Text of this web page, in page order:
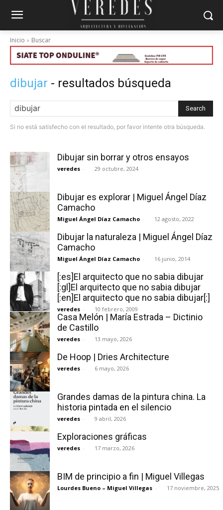
Inicio Buscar
dibujar - resultados búsqueda
Search
Si no está satisfecho con el resultado, por favor intente otra búsqueda.
Dibujar sin borrar y otros ensayos
veredes - 29 octubre, 2024
Dibujar es explorar | Miguel Ángel Díaz
Camacho
Miguel Ángel Díaz Camacho - 12 agosto, 2022
Dibujar la naturaleza | Miguel Ángel Díaz
Camacho
Miguel Ángel Díaz Camacho - 16 junio, 2014
[:es]El arquitecto que no sabia dibujar
[:gl]El arquitecto que no sabia dibujar
[:en]El arquitecto que no sabia dibujar[:]
veredes - 10 febrero, 2009
Casa Melón | María Estrada – Dictinio
de Castillo
veredes - 13 mayo, 2026
De Hoop | Dries Architecture
veredes - 6 mayo, 2026
Grandes damas de la pintura china. La
historia pintada en el silencio
veredes - 9 abril, 2026
Exploraciones gráficas
veredes - 17 marzo, 2026
BIM de principio a fin | Miguel Villegas
Lourdes Bueno – Miguel Villegas - 17 noviembre, 2025